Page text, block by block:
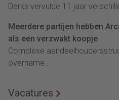
Derks vervulde 11 jaar
Meerdere partijen hebben
als een verzwakt koopje
Complexe
overname...
Vacatures